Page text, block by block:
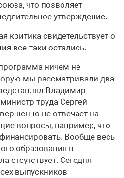
что позволяет
утверждение.
критика свидетельствует о
все-таки остались.
ничем не
мы рассматривали два
Владимир
труда Сергей
не отвечает на
вопросы, например, что
Вообще весь
образования в
отсутствует. Сегодня
выпускников